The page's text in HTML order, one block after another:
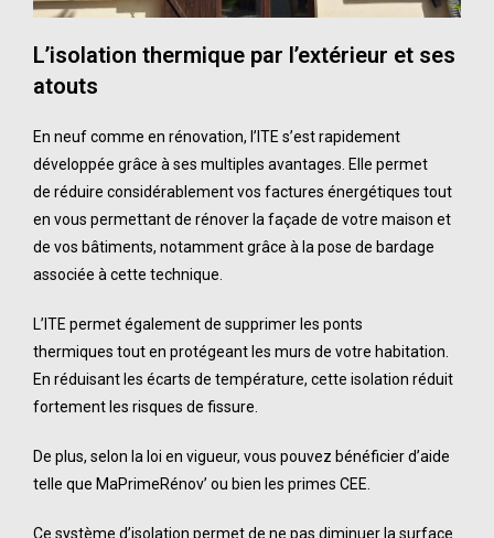
L’isolation thermique par l’extérieur et ses
atouts
En neuf comme en rénovation, l’ITE s’est rapidement
développée grâce à ses multiples avantages. Elle permet
de réduire considérablement vos factures énergétiques tout
en vous permettant de rénover la façade de votre maison et
de vos bâtiments, notamment grâce à la pose de bardage
associée à cette technique.
L’ITE permet également de supprimer les ponts
thermiques tout en protégeant les murs de votre habitation.
En réduisant les écarts de température, cette isolation réduit
fortement les risques de fissure.
De plus, selon la loi en vigueur, vous pouvez bénéficier d’aide
telle que MaPrimeRénov’ ou bien les primes CEE.
Ce système d’isolation permet de ne pas diminuer la surface